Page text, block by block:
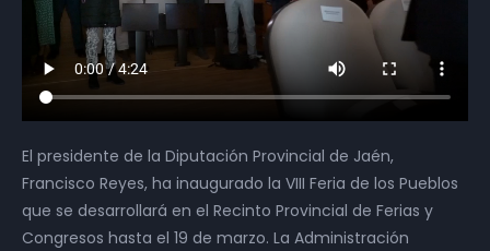
El presidente de la Diputación Provincial de Jaén,
Francisco Reyes, ha inaugurado la VIII Feria de los Pueblos
que se desarrollará en el Recinto Provincial de Ferias y
Congresos hasta el 19 de marzo. La Administración